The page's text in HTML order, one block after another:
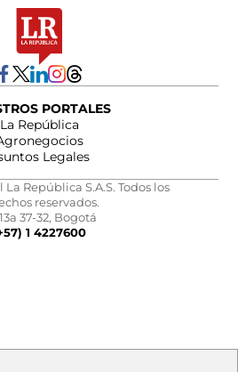
PORTALES
La República
Legales
República S.A.S. Todos los
reservados.
37-32, Bogotá
1 4227600